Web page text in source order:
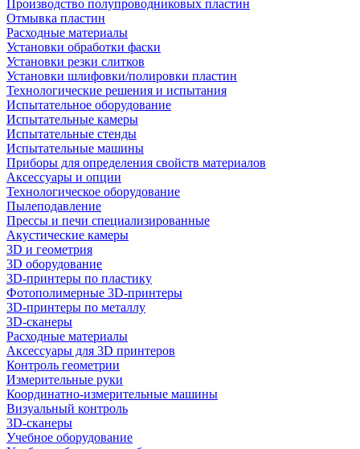
Производство полупроводниковых пластин
Отмывка пластин
Расходные материалы
Установки обработки фаски
Установки резки слитков
Установки шлифовки/полировки пластин
Технологические решения и испытания
Испытательное оборудование
Испытательные камеры
Испытательные стенды
Испытательные машины
Приборы для определения свойств материалов
Аксессуары и опции
Технологическое оборудование
Пылеподавление
Прессы и печи специализированные
Акустические камеры
3D и геометрия
3D оборудование
3D-принтеры по пластику
Фотополимерные 3D-принтеры
3D-принтеры по металлу
3D-сканеры
Расходные материалы
Аксессуары для 3D принтеров
Контроль геометрии
Измерительные руки
Координатно-измерительные машины
Визуальный контроль
3D-сканеры
Учебное оборудование